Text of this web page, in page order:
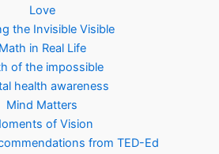
Love
the Invisible Visible
Math in Real Life
of the impossible
health awareness
Mind Matters
of Vision
from TED-Ed